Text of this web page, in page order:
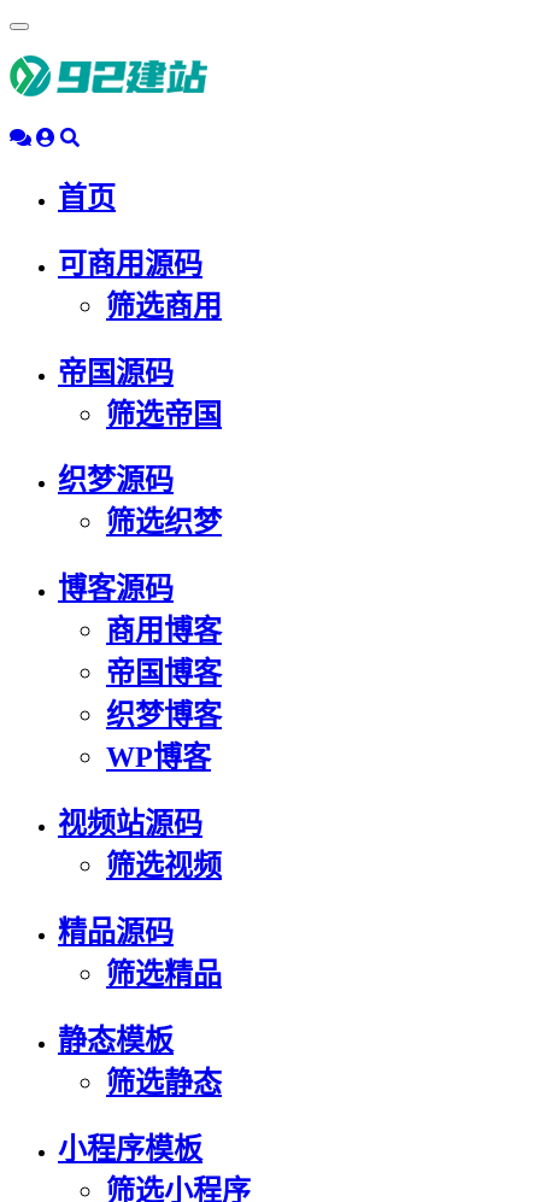
动
导
首页
可商用源码
筛选商用
帝国源码
筛选帝国
织梦源码
筛选织梦
博客源码
商用博客
帝国博客
织梦博客
WP博客
视频站源码
筛选视频
精品源码
筛选精品
静态模板
筛选静态
小程序模板
筛选小程序